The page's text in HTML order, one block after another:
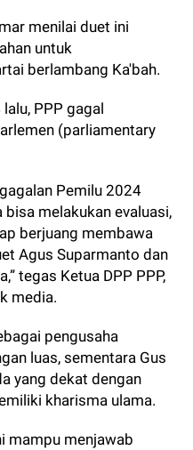
menilai duet ini
untuk
berlambang Ka'bah.
PPP gagal
(parliamentary
Pemilu 2024
melakukan evaluasi,
berjuang membawa
Agus Suparmanto dan
tegas Ketua DPP PPP,
media.
pengusaha
luas, sementara Gus
yang dekat dengan
kharisma ulama.
mampu menjawab